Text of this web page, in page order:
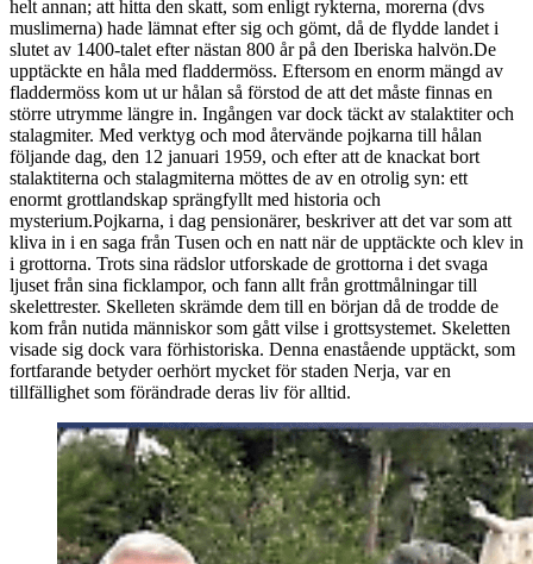
helt annan; att hitta den skatt, som enligt rykterna, morerna (dvs
muslimerna) hade lämnat efter sig och gömt, då de flydde landet i
slutet av 1400-talet efter nästan 800 år på den Iberiska halvön.De
upptäckte en håla med fladdermöss. Eftersom en enorm mängd av
fladdermöss kom ut ur hålan så förstod de att det måste finnas en
större utrymme längre in. Ingången var dock täckt av stalaktiter och
stalagmiter. Med verktyg och mod återvände pojkarna till hålan
följande dag, den 12 januari 1959, och efter att de knackat bort
stalaktiterna och stalagmiterna möttes de av en otrolig syn: ett
enormt grottlandskap sprängfyllt med historia och
mysterium.Pojkarna, i dag pensionärer, beskriver att det var som att
kliva in i en saga från Tusen och en natt när de upptäckte och klev in
i grottorna. Trots sina rädslor utforskade de grottorna i det svaga
ljuset från sina ficklampor, och fann allt från grottmålningar till
skelettrester. Skelleten skrämde dem till en början då de trodde de
kom från nutida människor som gått vilse i grottsystemet. Skeletten
visade sig dock vara förhistoriska. Denna enastående upptäckt, som
fortfarande betyder oerhört mycket för staden Nerja, var en
tillfällighet som förändrade deras liv för alltid.